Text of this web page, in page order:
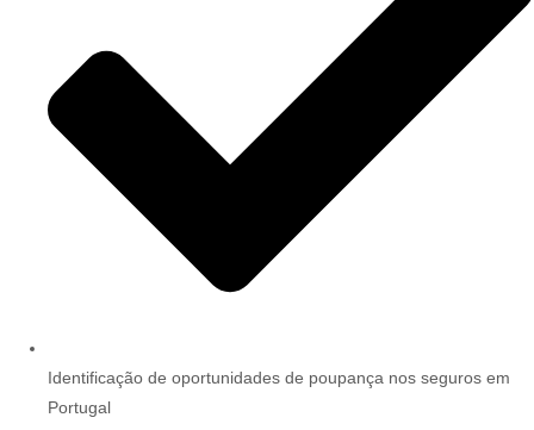
Identificação de oportunidades de poupança nos seguros em
Portugal